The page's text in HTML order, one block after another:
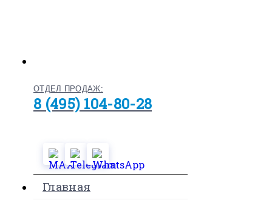
ОТДЕЛ ПРОДАЖ:
8 (495) 104-80-28
Главная